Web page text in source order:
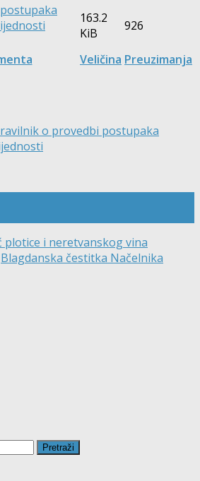
Veličina Preuzimanja
163.2
KiB
926
o provedbi postupaka
plotice i neretvanskog vina
Blagdanska čestitka Načelnika